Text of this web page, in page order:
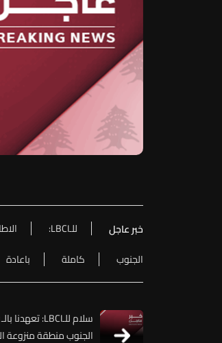
خبر عاجل للـLBCI:
الجنوب
كاملة باعادة
الجنوب منطقة منزوعة